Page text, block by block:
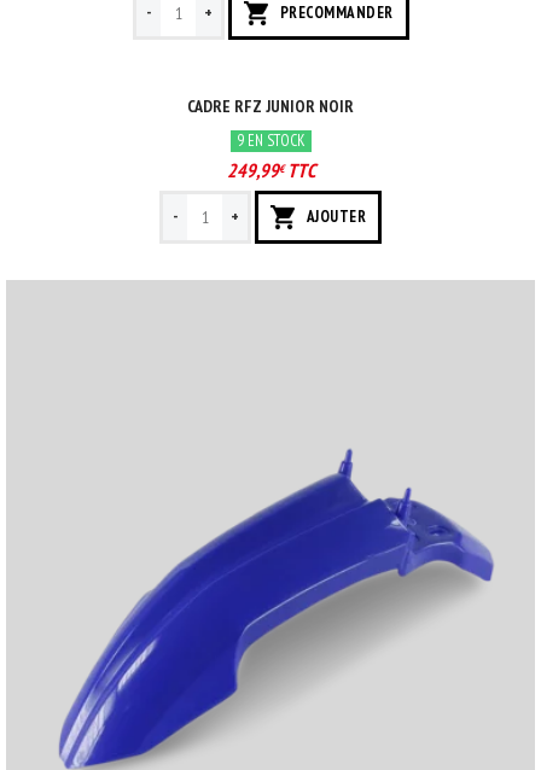
- + PRECOMMANDER
CADRE RFZ JUNIOR NOIR
9 EN STOCK
249,99€TTC
- + AJOUTER